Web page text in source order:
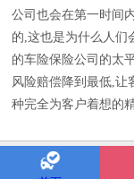
公司也会在第一时间
的,这也是为什么人们
的车险保险公司的太
风险赔偿降到最低,让
种完全为客户着想的